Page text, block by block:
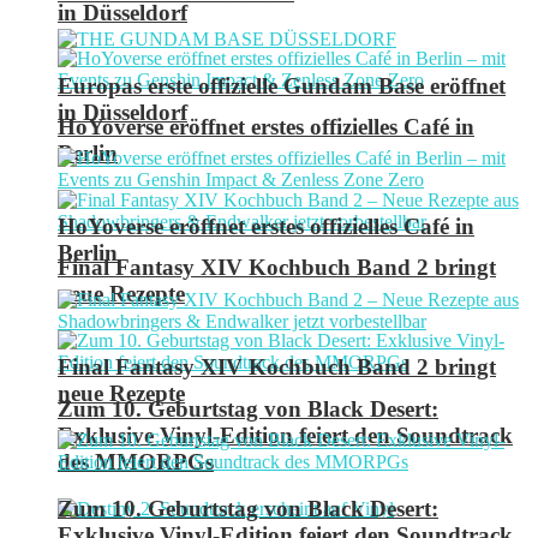
in Düsseldorf
HoYoverse eröffnet erstes offizielles Café in
Berlin
Final Fantasy XIV Kochbuch Band 2 bringt
neue Rezepte
Zum 10. Geburtstag von Black Desert:
Exklusive Vinyl-Edition feiert den Soundtrack
des MMORPGs
Europas erste offizielle Gundam Base eröffnet
in Düsseldorf
HoYoverse eröffnet erstes offizielles Café in
Berlin
Final Fantasy XIV Kochbuch Band 2 bringt
neue Rezepte
Zum 10. Geburtstag von Black Desert: